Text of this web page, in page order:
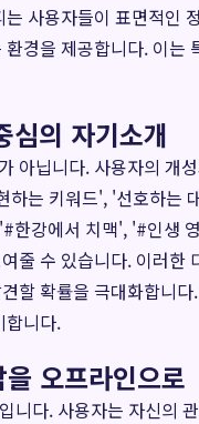
사용자들이 표면적인
경을 제공합니다. 이는
심의 자기소개
아닙니다. 사용자의 개
하는 키워드', '선호하는
한강에서 치맥', '#인생
줄 수 있습니다. 이러한
할 확률을 극대화합니다
합니다.
오프라인으로
니다. 사용자는 자신의